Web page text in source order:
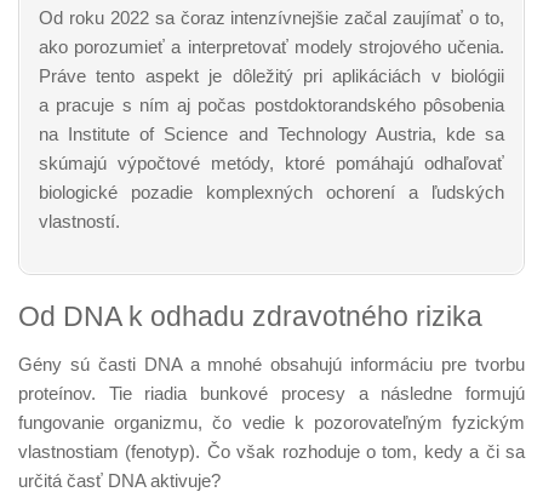
Od roku 2022 sa čoraz intenzívnejšie začal zaujímať o to,
ako porozumieť a interpretovať modely strojového učenia.
Práve tento aspekt je dôležitý pri aplikáciách v biológii
a pracuje s ním aj počas postdoktorandského pôsobenia
na Institute of Science and Technology Austria, kde sa
skúmajú výpočtové metódy, ktoré pomáhajú odhaľovať
biologické pozadie komplexných ochorení a ľudských
vlastností.
Od DNA k odhadu zdravotného rizika
Gény sú časti DNA a mnohé obsahujú informáciu pre tvorbu
proteínov. Tie riadia bunkové procesy a následne formujú
fungovanie organizmu, čo vedie k pozorovateľným fyzickým
vlastnostiam (fenotyp). Čo však rozhoduje o tom, kedy a či sa
určitá časť DNA aktivuje?